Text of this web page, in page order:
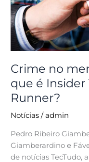
Crime no
que é
Runner?
Notícias /admin
Pedro Ribeiro
Giamberardino e
de notícias TecTudo,
o
que
é
Insider
Trading
e
Front
Runner?